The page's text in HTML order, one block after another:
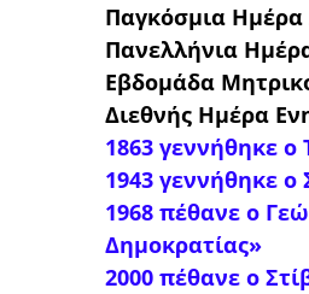
Παγκόσμια Ημέρα
Πανελλήνια
Εβδομάδα
Διεθνής Ημέρα
1863 γεννήθηκε ο
1943 γεννήθηκε ο
1968 πέθανε ο
Δημοκρατίας»
2000 πέθανε ο